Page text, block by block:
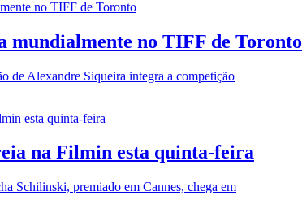
mundialmente no TIFF de Toronto
de Alexandre Siqueira integra a competição
na Filmin esta quinta-feira
Schilinski, premiado em Cannes, chega em